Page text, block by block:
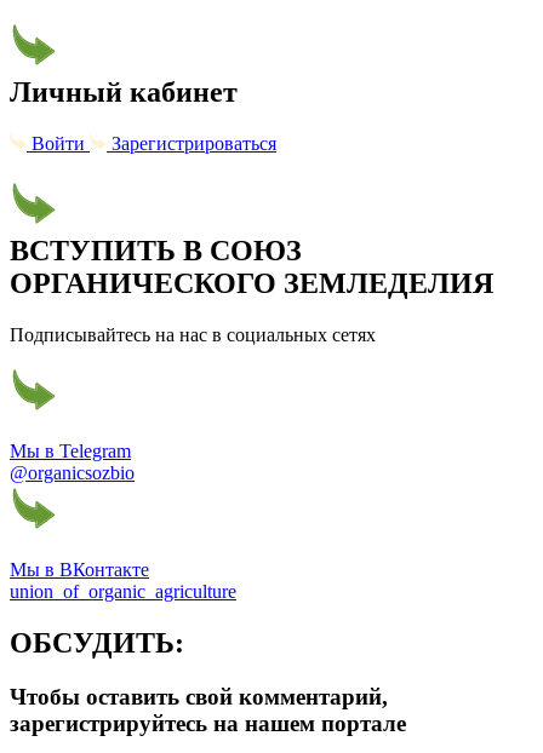
Личный кабинет
Войти Зарегистрироваться
ВСТУПИТЬ В СОЮЗ
ОРГАНИЧЕСКОГО ЗЕМЛЕДЕЛИЯ
Подписывайтесь на нас в социальных сетях
Мы в Telegram
@organicsozbio
Мы в ВКонтакте
union_of_organic_agriculture
ОБСУДИТЬ:
Чтобы оставить свой комментарий,
зарегистрируйтесь на нашем портале